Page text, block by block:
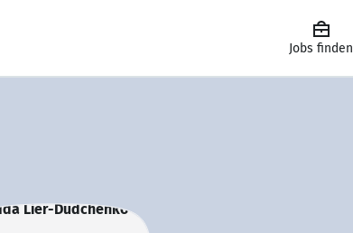
Jobs finden